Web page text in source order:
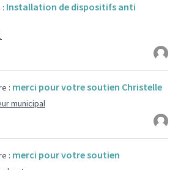
Installation de dispositifs anti
: merci pour votre soutien Christelle
municipal
: merci pour votre soutien